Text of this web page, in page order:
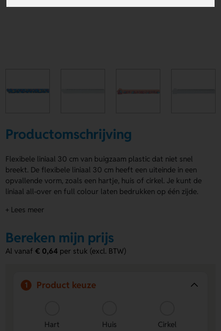
Productomschrijving
Flexibele liniaal 30 cm van buigzaam plastic dat niet snel
breekt. De flexibele liniaal 30 cm heeft een uiteinde in een
opvallende vorm, zoals een hartje, huis of cirkel. Je kunt de
liniaal all-over en full colour laten bedrukken op één zijde.
afname: 100 stuks.
Voordelen van de flexibele liniaal 30 cm
in diverse vormen
Buigzaam maar stevig materiaal
– Gemaakt van plastic
dat meebuigt zonder snel te breken.
+ Lees meer
Bereken mijn prijs
Al vanaf€ 0,64 per stuk (excl. BTW)
1 Product keuze
Hart Huis Cirkel